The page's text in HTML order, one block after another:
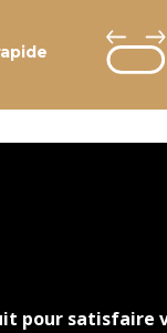
pour satisfaire